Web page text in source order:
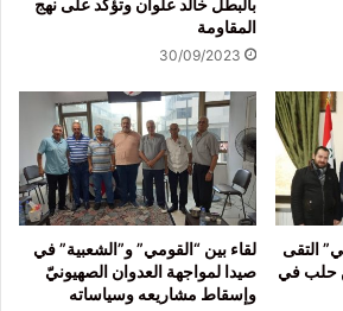
بالبطل خالد علوان وتؤكد على نهج
المقاومة
30/09/2023
التقى
حلب في
لقاء بين “القومي” و”الشعبية” في
صيدا لمواجهة العدوان الصهيونيّ
وإسقاط مشاريعه وسياساته